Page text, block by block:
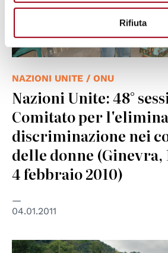
Rifiuta
NAZIONI UNITE / ONU
Nazioni Unite: 48°
Comitato per
discriminazione nei
delle donne (Ginevra,
4 febbraio 2010)
04.01.2011
© UN Photo